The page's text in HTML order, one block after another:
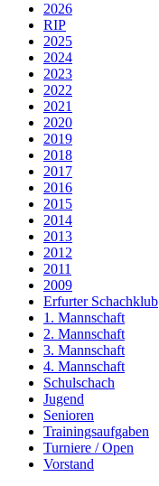
2026
RIP
2025
2024
2023
2022
2021
2020
2019
2018
2017
2016
2015
2014
2013
2012
2011
2009
Erfurter Schachklub
1. Mannschaft
2. Mannschaft
3. Mannschaft
4. Mannschaft
Schulschach
Jugend
Senioren
Trainingsaufgaben
Turniere / Open
Vorstand